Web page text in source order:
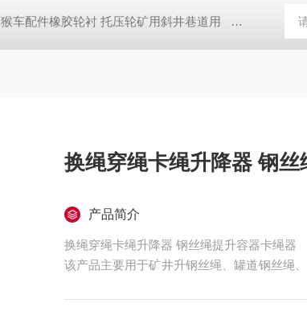
猴车配件橡胶轮衬 托压轮矿用斜井巷道用 矿用本安型
换绳穿绳卡绳升降器 钢
产品简介
换绳穿绳卡绳升降器 钢丝绳提升容器卡绳器
该产品主要用于矿井升钢丝绳、罐道钢丝绳